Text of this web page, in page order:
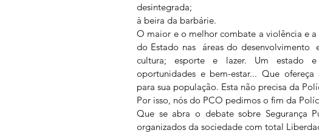
desintegrada;
à beira da barbárie.
O maior e o melhor combate a violência e
do Estado nas  áreas do desenvolvimento
cultura; esporte e lazer. Um estado
oportunidades e bem-estar... Que
para sua população. Esta não precisa da
Por isso, nós do PCO pedimos o fim da
Que se abra o debate sobre Segurança
organizados da sociedade com total